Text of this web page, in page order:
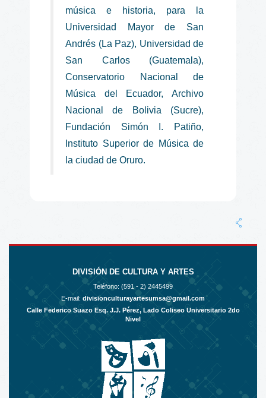
música e historia, para la
Universidad Mayor de San
Andrés (La Paz), Universidad de
San Carlos (Guatemala),
Conservatorio Nacional de
Música del Ecuador, Archivo
Nacional de Bolivia (Sucre),
Fundación Simón I. Patiño,
Instituto Superior de Música de
la ciudad de Oruro.
DIVISIÓN DE CULTURA Y ARTES
Teléfono: (591 - 2) 2445499
E-mail: divisionculturayartesumsa@gmail.com
Calle Federico Suazo Esq. J.J. Pérez, Lado Coliseo Universitario 2do
Nivel